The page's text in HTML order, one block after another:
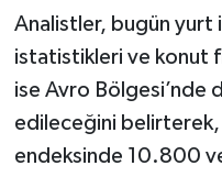
Analistler, bugün yurt
istatistikleri ve konut
ise Avro Bölgesi’nde
edileceğini belirterek,
endeksinde 10.800